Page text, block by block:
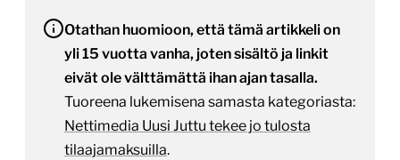
Otathan huomioon, että tämä artikkeli on
yli 15 vuotta vanha, joten sisältö ja linkit
eivät ole välttämättä ihan ajan tasalla.
Tuoreena lukemisena samasta kategoriasta:
Nettimedia Uusi Juttu tekee jo tulosta
tilaajamaksuilla.